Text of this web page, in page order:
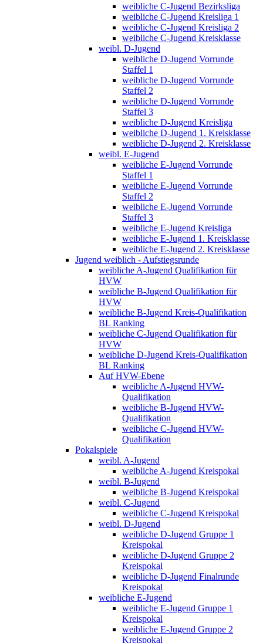
weibliche C-Jugend Bezirksliga
weibliche C-Jugend Kreisliga 1
weibliche C-Jugend Kreisliga 2
weibliche C-Jugend Kreisklasse
weibl. D-Jugend
weibliche D-Jugend Vorrunde
Staffel 1
weibliche D-Jugend Vorrunde
Staffel 2
weibliche D-Jugend Vorrunde
Staffel 3
weibliche D-Jugend Kreisliga
weibliche D-Jugend 1. Kreisklasse
weibliche D-Jugend 2. Kreisklasse
weibl. E-Jugend
weibliche E-Jugend Vorrunde
Staffel 1
weibliche E-Jugend Vorrunde
Staffel 2
weibliche E-Jugend Vorrunde
Staffel 3
weibliche E-Jugend Kreisliga
weibliche E-Jugend 1. Kreisklasse
weibliche E-Jugend 2. Kreisklasse
Jugend weiblich - Aufstiegsrunde
weibliche A-Jugend Qualifikation für
HVW
weibliche B-Jugend Qualifikation für
HVW
weibliche B-Jugend Kreis-Qualifikation
BL Ranking
weibliche C-Jugend Qualifikation für
HVW
weibliche D-Jugend Kreis-Qualifikation
BL Ranking
Auf HVW-Ebene
weibliche A-Jugend HVW-
Qualifikation
weibliche B-Jugend HVW-
Qualifikation
weibliche C-Jugend HVW-
Qualifikation
Pokalspiele
weibl. A-Jugend
weibliche A-Jugend Kreispokal
weibl. B-Jugend
weibliche B-Jugend Kreispokal
weibl. C-Jugend
weibliche C-Jugend Kreispokal
weibl. D-Jugend
weibliche D-Jugend Gruppe 1
Kreispokal
weibliche D-Jugend Gruppe 2
Kreispokal
weibliche D-Jugend Finalrunde
Kreispokal
weibliche E-Jugend
weibliche E-Jugend Gruppe 1
Kreispokal
weibliche E-Jugend Gruppe 2
Kreispokal